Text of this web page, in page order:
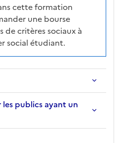
cette formation
une bourse
de critères sociaux à
social étudiant.
publics ayant un